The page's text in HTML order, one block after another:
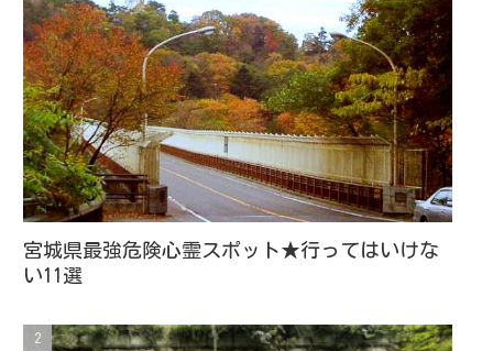
宮城県最強危険心霊スポット★行ってはいけな
い11選